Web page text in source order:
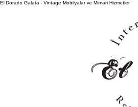
El Dorado Galata - Vintage Mobilyalar ve Mimari Hizmetler